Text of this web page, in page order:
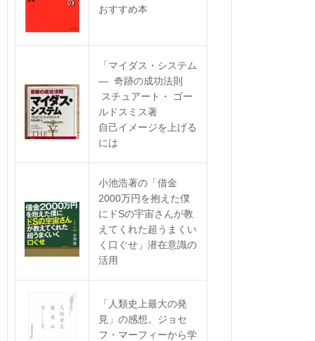
おすすめ本
「マイダス・システム
― 奇跡の成功法則
スチュアート・ ゴー
ルドスミス著
自己イメージを上げる
には
小池浩著の「借金
2000万円を抱えた僕
にドSの宇宙さんが教
えてくれた超うまくい
く口ぐせ」潜在意識の
活用
「人類史上最大の発
見」の感想。ジョセ
フ・マーフィーから学